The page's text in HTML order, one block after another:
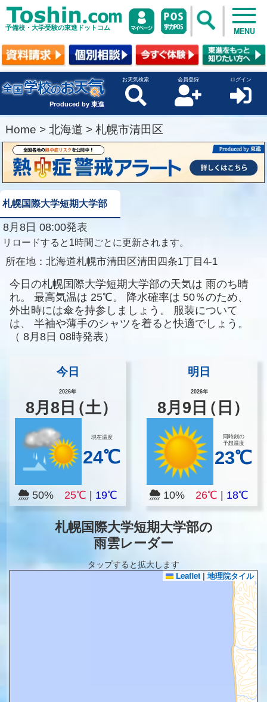
予備校・大学受験の東進ドットコム MENU
Produced by 東進
お天気検索 会員登録 ログイン
Home > 北海道 > 札幌市清田区
札幌国際大学短期大学部
8月8日 08:00発表
リロードすると1時間ごとに更新されます。
所在地： 北海道札幌市清田区清田四条1丁目4-1
今日の札幌国際大学短期大学部の天気は 雨のち晴
れ。
最高気温は 25℃。 降水確率は 50％のため、
外出時には傘を持参しましょう。
服装について
は、
半袖や薄手のシャツを着ると快適でしょう。
（ 8月8日 08時発表）
今日
2026年
8月8 日（土）
現在温度
24℃
50% 25℃ 19℃
明日
2026年
8月 9 日（日）
同時刻の
予想温度
23℃
10% 26℃ 18℃
札幌国際大学短期大学部の
雨雲レーダー
タップすると拡大します
Leaflet | 地理院タイル